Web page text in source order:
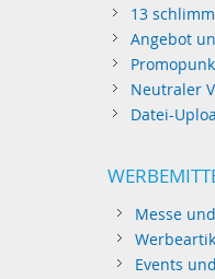
13
Angebot
Neutraler
Datei-
Messe
Events